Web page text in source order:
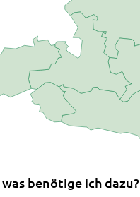
benötige ich dazu?